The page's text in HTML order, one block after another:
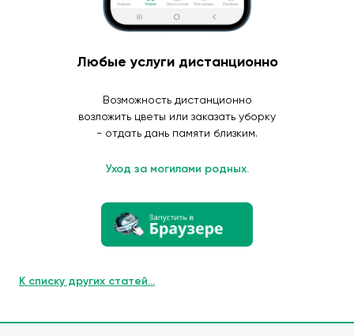
Любые услуги дистанционно
Возможность дистанционно
возложить цветы или заказать уборку
- отдать дань памяти близким.
Уход за могилами родных.
К списку других статей...